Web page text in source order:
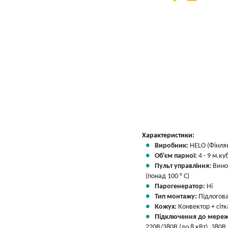
Характеристики:
Виробник: HELO
Об'єм парної: 4 - 9
Пульт управління:
(понад 100 ° С)
Парогенератор: Ні
Тип монтажу:
Кожух: Конвектор +
Підключення до